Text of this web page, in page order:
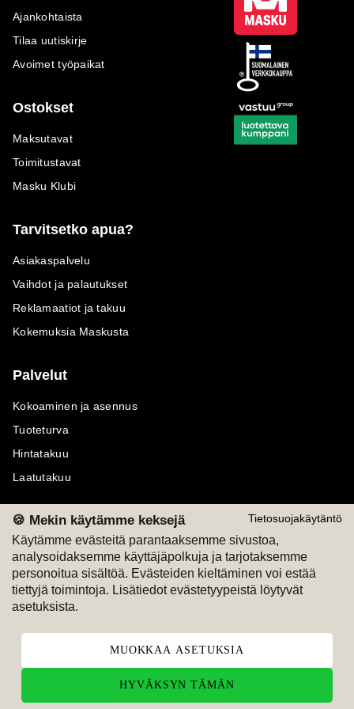
Tietosuojakäytäntö
🍪 Mekin käytämme keksejä
Käytämme evästeitä parantaaksemme sivustoa,
analysoidaksemme käyttäjäpolkuja ja tarjotaksemme
personoitua sisältöä. Evästeiden kieltäminen voi estää
tiettyjä toimintoja. Lisätiedot evästetyypeistä löytyvät
asetuksista.
MUOKKAA ASETUKSIA
HYVÄKSYN TÄMÄN
Ajankohtaista
Tilaa uutiskirje
Avoimet työpaikat
Ostokset
Maksutavat
Toimitustavat
Masku Klubi
Tarvitsetko apua?
Asiakaspalvelu
Vaihdot ja palautukset
Reklamaatiot ja takuu
Kokemuksia Maskusta
Palvelut
Kokoaminen ja asennus
Tuoteturva
Hintatakuu
Laatutakuu
Maksutavat
M
Seuraa meitä